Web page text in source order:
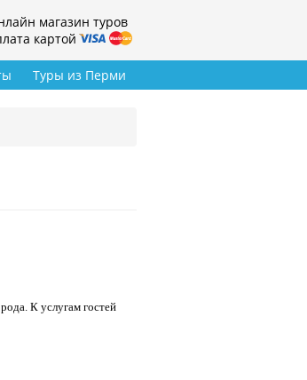
магазин туров
картой
Туры из Перми
К услугам гостей